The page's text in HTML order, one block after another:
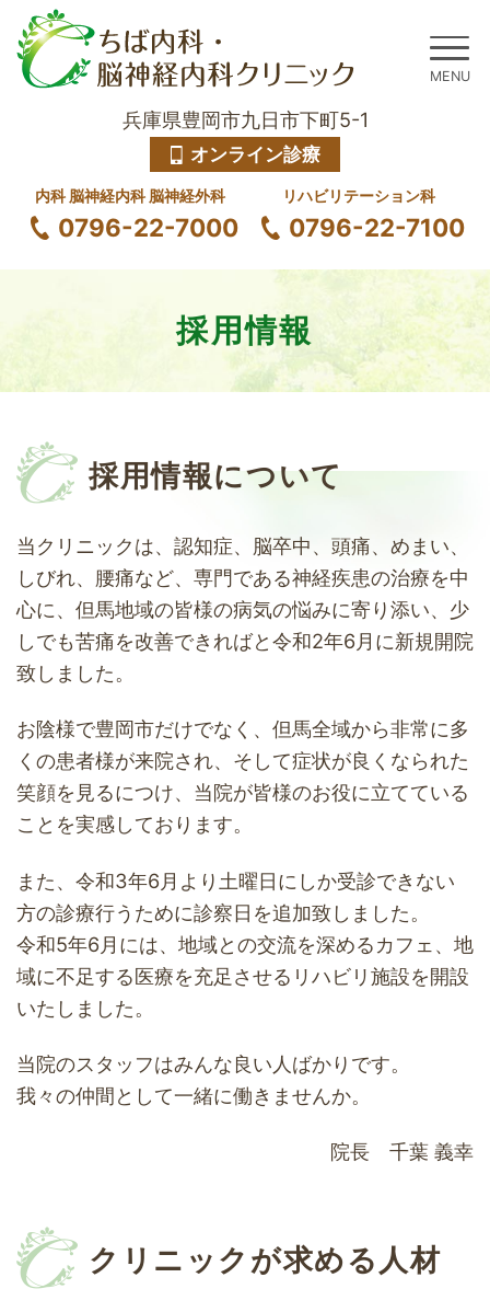
兵庫県豊岡市九日市下町5-1
オンライン診療
内科 脳神経内科 脳神経外科
0796-22-7000
リハビリテーション科
0796-22-7100
採用情報
採用情報について
当クリニックは、認知症、脳卒中、頭痛、めまい、
しびれ、腰痛など、専門である神経疾患の治療を中
心に、但馬地域の皆様の病気の悩みに寄り添い、少
しでも苦痛を改善できればと令和2年6月に新規開院
致しました。
お陰様で豊岡市だけでなく、但馬全域から非常に多
くの患者様が来院され、そして症状が良くなられた
笑顔を見るにつけ、当院が皆様のお役に立てている
ことを実感しております。
また、令和3年6月より土曜日にしか受診できない
方の診療行うために診察日を追加致しました。
令和5年6月には、地域との交流を深めるカフェ、地
域に不足する医療を充足させるリハビリ施設を開設
いたしました。
当院のスタッフはみんな良い人ばかりです。
我々の仲間として一緒に働きませんか。
院長 千葉 義幸
クリニックが求める人材